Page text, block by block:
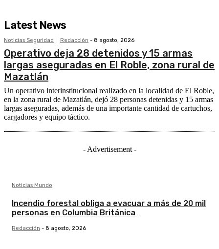
Latest News
Noticias Seguridad Redacción - 8 agosto, 2026
Operativo deja 28 detenidos y 15 armas
largas aseguradas en El Roble, zona rural de
Mazatlán
Un operativo interinstitucional realizado en la localidad de El Roble,
en la zona rural de Mazatlán, dejó 28 personas detenidas y 15 armas
largas aseguradas, además de una importante cantidad de cartuchos,
cargadores y equipo táctico.
- Advertisement -
Noticias Mundo
Incendio forestal obliga a evacuar a más de 20 mil
personas en Columbia Británica
Redacción - 8 agosto, 2026